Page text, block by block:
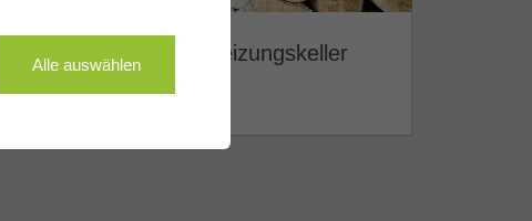
Klimaschutz im Heizungskeller
Weiterlesen
Alle auswählen